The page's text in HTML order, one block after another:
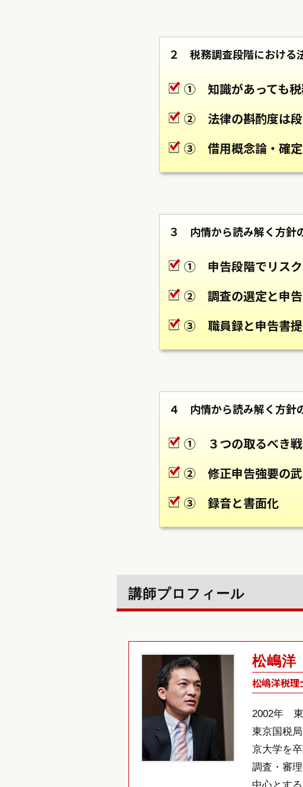
２ 税務調査段階における
① 知識があっても税
② 法律の斟酌度は段
③ 借用概念論・確定
３ 内情から読み解く方針
① 申告段階でリスク
② 調査の選定と申告
③ 職員録と申告書提
４ 内情から読み解く方針
① ３つの取るべき
② 修正申告強要の武
③ 録音と書面化
講師プロフィール
松嶋洋
松嶋洋税理
2002年 東
東京国税
京大学を
調査・審